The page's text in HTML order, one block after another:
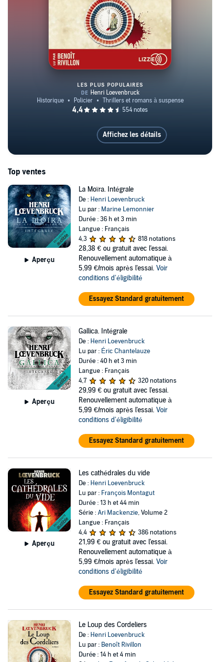
rêvions juste de liberté(2015).
\
Une écriture pleine de vitalité
Extrêmement bien documentés, les livres de Henri Loevenbruck
plongent directement l’auditeur dans leur contexte historique. Mêlant
une écriture précise, un vocabulaire soigné et différents modes de
jusqu’à la dernière page. Dans Nous rêvions juste de liberté
(2015), Henri Loevenbruck utilise le langage parlé des jeunes
adolescents pour offrir un récit d’aventure initiatique et une fable sur
Le Loup des Cordeliers
LES PLUS POPULAIRES
Affichez les détails
Top ventes
Aperçu
La Moïra. Intégrale
De : Henri Loevenbruck
Lu par : Marine Lemonnier
Durée : 36 h et 3 min
Langue : Français
4,3
818 notations
28,38 € ou gratuit avec l'essai.
Renouvellement automatique à
5,99 €/mois après l'essai. Voir
conditions d'éligibilité
Essayez Standard gratuitement
Aperçu
Gallica. Intégrale
De : Henri Loevenbruck
Lu par : Éric Chantelauze
Durée : 40 h et 3 min
Langue : Français
4,7
320 notations
29,99 € ou gratuit avec l'essai.
Renouvellement automatique à
5,99 €/mois après l'essai. Voir
conditions d'éligibilité
Essayez Standard gratuitement
Aperçu
Les cathédrales du vide
De : Henri Loevenbruck
Lu par : François Montagut
Durée : 13 h et 44 min
Série :Ari Mackenzie, Volume 2
Langue : Français
4,4
386 notations
21,99 € ou gratuit avec l'essai.
Renouvellement automatique à
5,99 €/mois après l'essai. Voir
conditions d'éligibilité
Essayez Standard gratuitement
Le Loup des Cordeliers
De : Henri Loevenbruck
Lu par : Benoît Rivillon
Durée : 14 h et 4 min